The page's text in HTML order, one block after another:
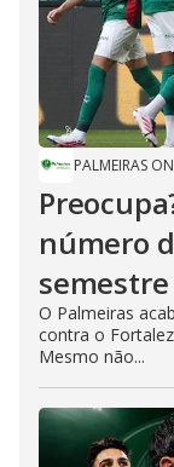
PALMEIRAS
número
semestre
O Palmeiras
contra o
Mesmo não...